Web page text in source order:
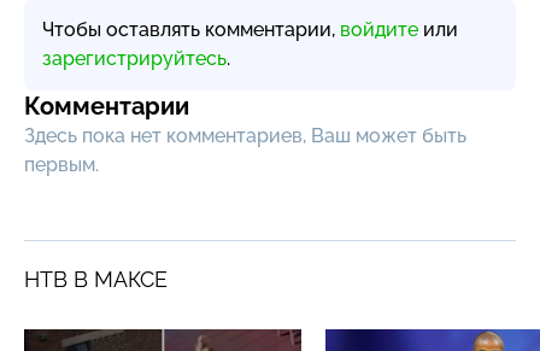
Чтобы оставлять комментарии, войдите или
зарегистрируйтесь.
Комментарии
Здесь пока нет комментариев, Ваш может быть
первым.
НТВ В МАКСЕ